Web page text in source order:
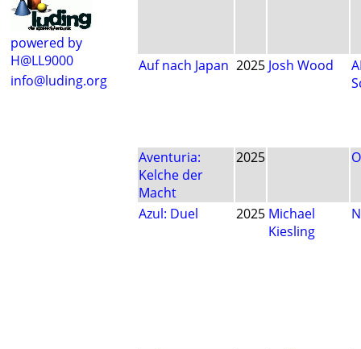
powered by
H@LL9000
info@luding.org
Auf nach Japan 2025 Josh Wood
Aventuria:
Kelche der
Macht
2025
Azul: Duel 2025 Michael
Kiesling